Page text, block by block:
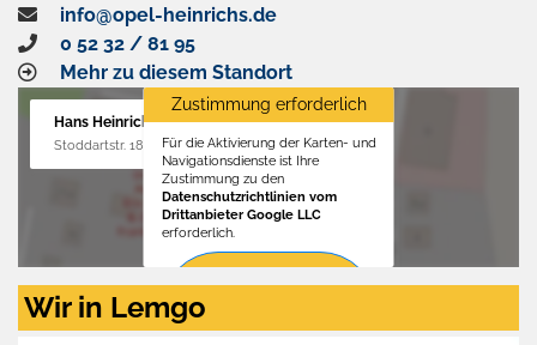
info@opel-heinrichs.de
0 52 32 / 81 95
Mehr zu diesem Standort
Hans Heinrichs GmbH
Stoddartstr. 18, 32758 Detmold
Zustimmung erforderlich
Für die Aktivierung der Karten- und
Navigationsdienste ist Ihre
Zustimmung zu den
Datenschutzrichtlinien vom
Drittanbieter Google LLC
erforderlich.
Zustimmen
aktivieren
Wir in Lemgo